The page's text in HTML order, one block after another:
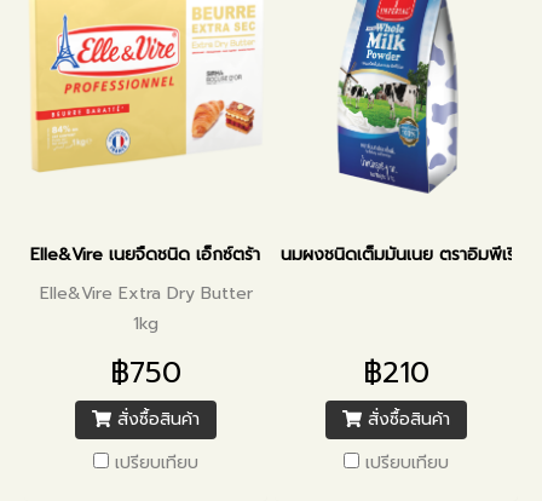
Elle&Vire เนยจืดชนิด เอ็กซ์ตร้า ดราย
Elle&Vire Extra Dry Butter
1kg
฿750
สั่งซื้อสินค้า
เปรียบเทียบ
นมผงชนิดเต็มมันเนย ตราอิมพีเรียล
฿210
สั่งซื้อสินค้า
เปรียบเทียบ